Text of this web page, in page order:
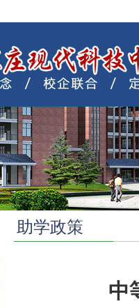
助学政策
中